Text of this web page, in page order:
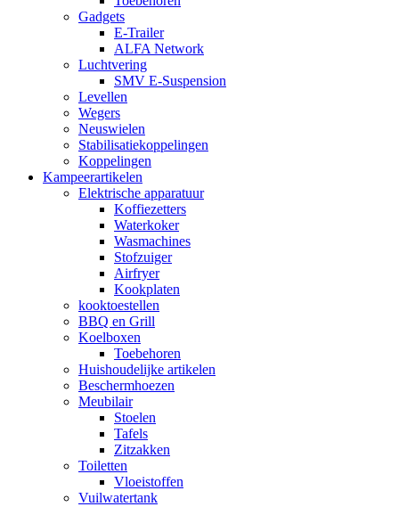
Gadgets
E-Trailer
ALFA Network
Luchtvering
SMV E-Suspension
Levellen
Wegers
Neuswielen
Stabilisatiekoppelingen
Koppelingen
Kampeerartikelen
Elektrische apparatuur
Koffiezetters
Waterkoker
Wasmachines
Stofzuiger
Airfryer
Kookplaten
kooktoestellen
BBQ en Grill
Koelboxen
Toebehoren
Huishoudelijke artikelen
Beschermhoezen
Meubilair
Stoelen
Tafels
Zitzakken
Toiletten
Vloeistoffen
Vuilwatertank